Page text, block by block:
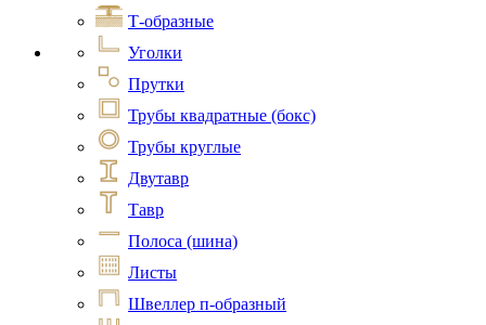
Т-образные
Уголки
Прутки
Трубы квадратные (бокс)
Трубы круглые
Двутавр
Тавр
Полоса (шина)
Листы
Швеллер п-образный